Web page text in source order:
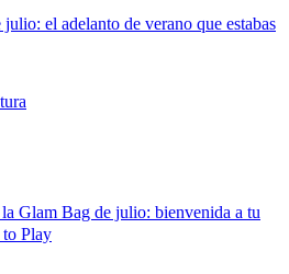
el adelanto de verano que estabas
Glam Bag de julio: bienvenida a tu
to Play